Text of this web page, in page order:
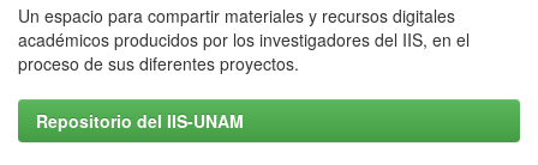
Un espacio para compartir materiales y recursos digitales
académicos producidos por los investigadores del IIS, en el
proceso de sus diferentes proyectos.
Repositorio del IIS-UNAM